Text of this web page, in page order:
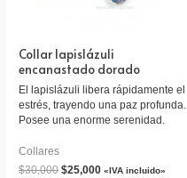
Collar lapislázuli
encanastado dorado
El lapislázuli libera rápidamente el
estrés, trayendo una paz profunda.
Posee una enorme serenidad.
Collares
$30,000 $25,000 «IVA incluido»